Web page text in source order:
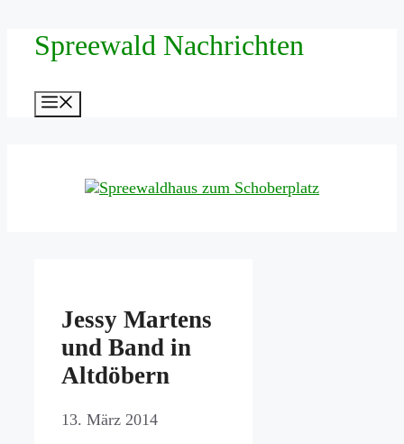
Zum
InhaltSpreewald Nachrichten
Jessy Martens
und Band in
Altdöbern
13. März 2014